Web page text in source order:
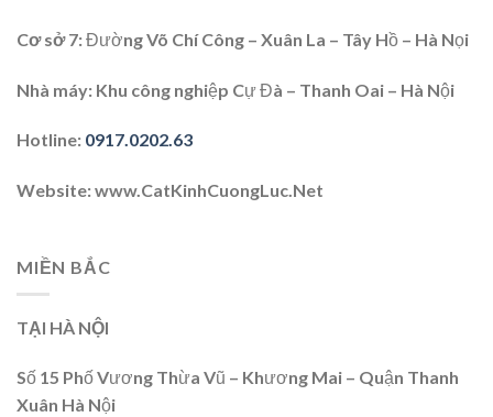
Cơ sở 7: Đường Võ Chí Công – Xuân La – Tây Hồ – Hà Nọi
Nhà máy: Khu công nghiệp Cự Đà – Thanh Oai – Hà Nội
Hotline: 0917.0202.63
Website: www.CatKinhCuongLuc.Net
MIỀN BẮC
TẠI HÀ NỘI
Số 15 Phố Vương Thừa Vũ – Khương Mai – Quận Thanh
Xuân Hà Nội